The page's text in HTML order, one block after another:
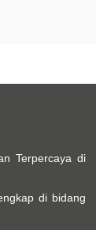
Terpercaya di
di bidang